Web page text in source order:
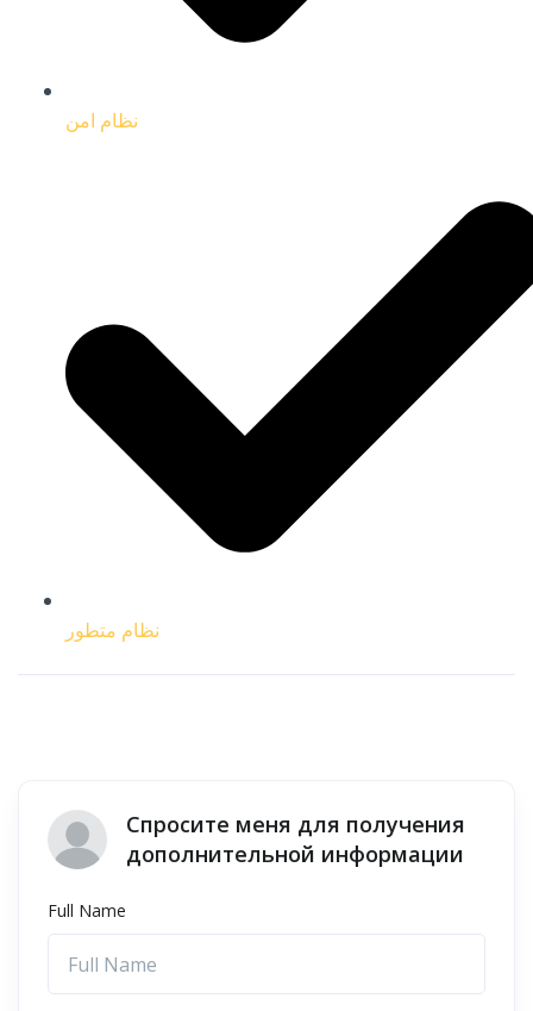
نظام امن
نظام متطور
Спросите меня для получения
дополнительной информации
Full Name